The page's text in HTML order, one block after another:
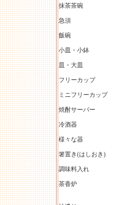
抹茶茶碗
急須
飯碗
小皿・小鉢
皿・大皿
フリーカップ
ミニフリーカップ
焼酎サーバー
冷酒器
様々な器
箸置き(はしおき)
調味料入れ
茶香炉